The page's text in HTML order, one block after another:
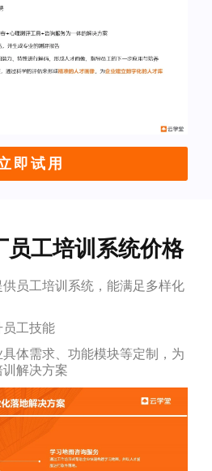
即试用
员工培训系统价格
员工培训系统，能满足多样化
工技能
体需求、功能模块等定制，为
解决方案